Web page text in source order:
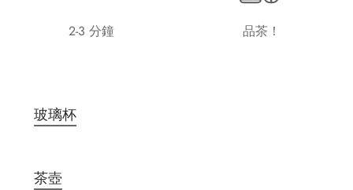
2-3 分鐘 品茶！
玻璃杯
茶壺